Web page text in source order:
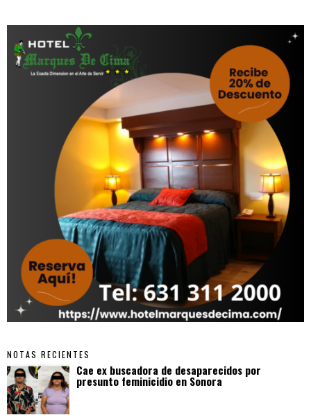
NOTAS RECIENTES
Cae ex buscadora de desaparecidos por
presunto feminicidio en Sonora